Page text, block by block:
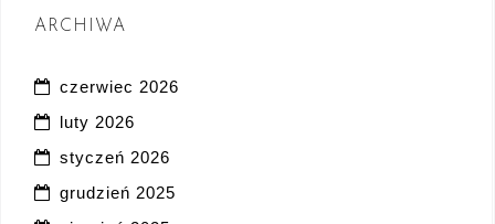
ARCHIWA
czerwiec 2026
luty 2026
styczeń 2026
grudzień 2025